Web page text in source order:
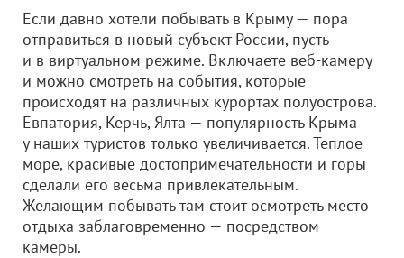
Если давно хотели побывать в Крыму — пора
отправиться в новый субъект России, пусть
и в виртуальном режиме. Включаете веб-камеру
и можно смотреть на события, которые
происходят на различных курортах полуострова.
Евпатория, Керчь, Ялта — популярность Крыма
у наших туристов только увеличивается. Теплое
море, красивые достопримечательности и горы
сделали его весьма привлекательным.
Желающим побывать там стоит осмотреть место
отдыха заблаговременно — посредством
камеры.